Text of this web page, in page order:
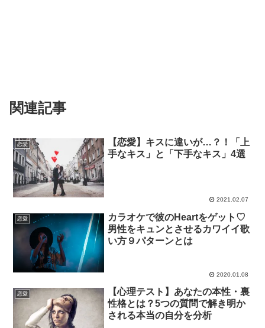
関連記事
恋愛
【恋愛】キスに違いが…？！「上
手なキス」と「下手なキス」4選
2021.02.07
恋愛
カラオケで彼のHeartをゲット♡
男性をキュンとさせるカワイイ歌
い方９パターンとは
2020.01.08
恋愛
【心理テスト】あなたの本性・裏
性格とは？5つの質問で解き明か
される本当の自分を分析